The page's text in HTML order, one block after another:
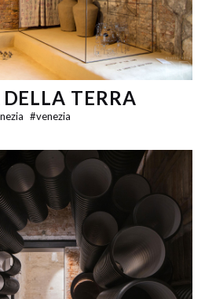
TERRA
#venezia